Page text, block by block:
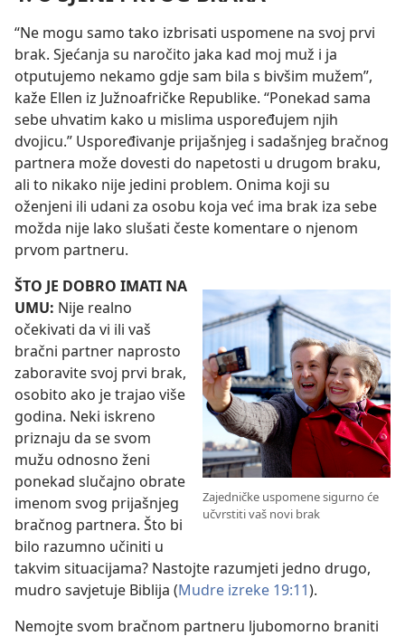
“Ne mogu samo tako izbrisati uspomene na svoj prvi
brak. Sjećanja su naročito jaka kad moj muž i ja
otputujemo nekamo gdje sam bila s bivšim mužem”,
kaže Ellen iz Južnoafričke Republike. “Ponekad sama
sebe uhvatim kako u mislima uspoređujem njih
dvojicu.” Uspoređivanje prijašnjeg i sadašnjeg bračnog
partnera može dovesti do napetosti u drugom braku,
ali to nikako nije jedini problem. Onima koji su
oženjeni ili udani za osobu koja već ima brak iza sebe
možda nije lako slušati česte komentare o njenom
prvom partneru.
Zajedničke uspomene sigurno će
učvrstiti vaš novi brak
ŠTO JE DOBRO IMATI NA
UMU: Nije realno
očekivati da vi ili vaš
bračni partner naprosto
zaboravite svoj prvi brak,
osobito ako je trajao više
godina. Neki iskreno
priznaju da se svom
mužu odnosno ženi
ponekad slučajno obrate
imenom svog prijašnjeg
bračnog partnera. Što bi
bilo razumno učiniti u
takvim situacijama? Nastojte razumjeti jedno drugo,
mudro savjetuje Biblija (Mudre izreke 19:11).
Nemojte svom bračnom partneru ljubomorno braniti